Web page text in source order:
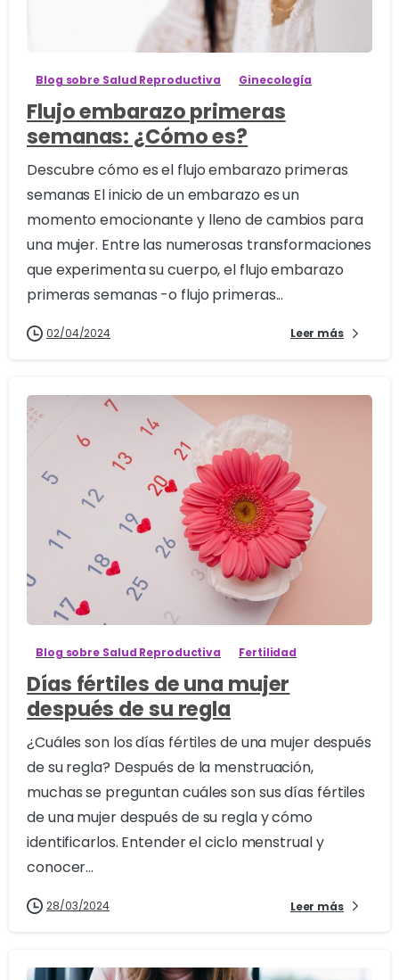
Blog sobre Salud Reproductiva Ginecología
Flujo embarazo primeras
semanas: ¿Cómo es?
Descubre cómo es el flujo embarazo primeras
semanas El inicio de un embarazo es un
momento emocionante y lleno de cambios para
una mujer. Entre las numerosas transformaciones
que experimenta su cuerpo, el flujo embarazo
primeras semanas -o flujo primeras...
02/04/2024 Leer más
Blog sobre Salud Reproductiva Fertilidad
Días fértiles de una mujer
después de su regla
¿Cuáles son los días fértiles de una mujer después
de su regla? Después de la menstruación,
muchas se preguntan cuáles son sus días fértiles
de una mujer después de su regla y cómo
identificarlos. Entender el ciclo menstrual y
conocer...
28/03/2024 Leer más